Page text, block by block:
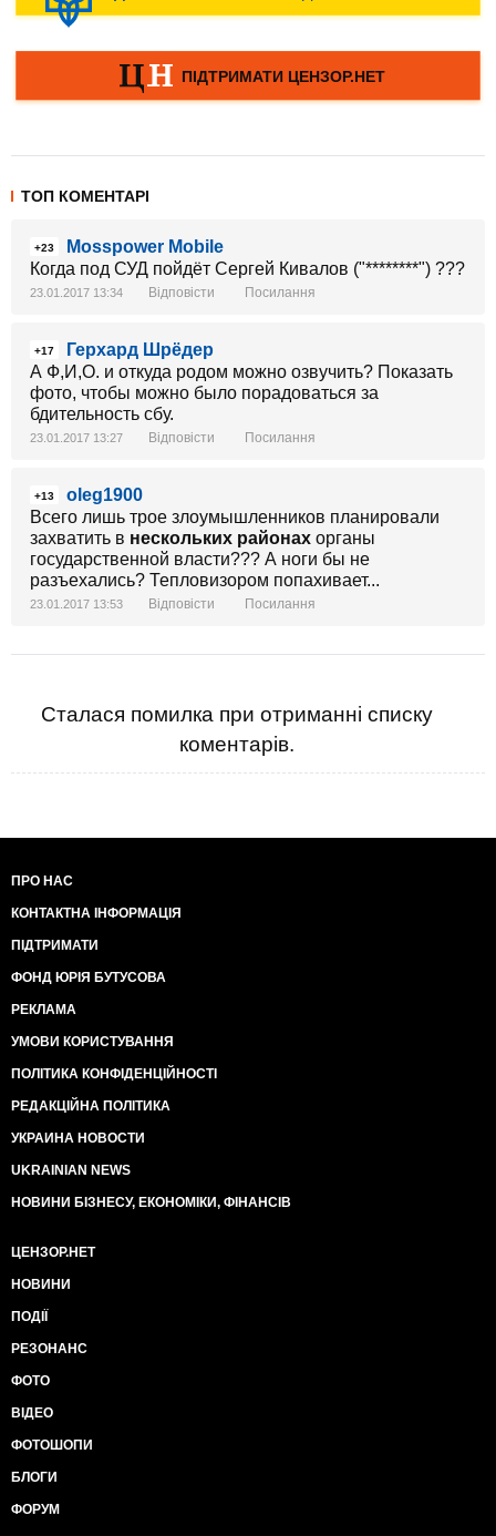
ТОП КОМЕНТАРІ
+23
Mosspower Mobile
Когда под СУД пойдёт Сергей Кивалов ("********") ???
23.01.2017 13:34 Відповісти Посилання
+17
Герхард Шрёдер
А Ф,И,О. и откуда родом можно озвучить? Показать
фото, чтобы можно было порадоваться за
бдительность сбу.
23.01.2017 13:27 Відповісти Посилання
+13
oleg1900
Всего лишь трое злоумышленников планировали
захватить в нескольких районах органы
государственной власти??? А ноги бы не
разъехались? Тепловизором попахивает...
23.01.2017 13:53 Відповісти Посилання
Сталася помилка при отриманні списку
коментарів.
ПРО НАС
КОНТАКТНА ІНФОРМАЦІЯ
ПІДТРИМАТИ
ФОНД ЮРІЯ БУТУСОВА
РЕКЛАМА
УМОВИ КОРИСТУВАННЯ
ПОЛІТИКА КОНФІДЕНЦІЙНОСТІ
РЕДАКЦІЙНА ПОЛІТИКА
УКРАИНА НОВОСТИ
UKRAINIAN NEWS
НОВИНИ БІЗНЕСУ, ЕКОНОМІКИ, ФІНАНСІВ
ЦЕНЗОР.НЕТ
НОВИНИ
ПОДІЇ
РЕЗОНАНС
ФОТО
ВІДЕО
ФОТОШОПИ
БЛОГИ
ФОРУМ